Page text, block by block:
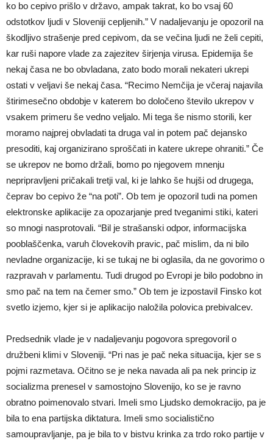
ko bo cepivo prišlo v državo, ampak takrat, ko bo vsaj 60
odstotkov ljudi v Sloveniji cepljenih.” V nadaljevanju je opozoril na
škodljivo strašenje pred cepivom, da se večina ljudi ne želi cepiti,
kar ruši napore vlade za zajezitev širjenja virusa. Epidemija še
nekaj časa ne bo obvladana, zato bodo morali nekateri ukrepi
ostati v veljavi še nekaj časa. “Recimo Nemčija je včeraj najavila
štirimesečno obdobje v katerem bo določeno število ukrepov v
vsakem primeru še vedno veljalo. Mi tega še nismo storili, ker
moramo najprej obvladati ta druga val in potem pač dejansko
presoditi, kaj organizirano sproščati in katere ukrepe ohraniti.” Če
se ukrepov ne bomo držali, bomo po njegovem mnenju
nepripravljeni pričakali tretji val, ki je lahko še hujši od drugega,
čeprav bo cepivo že “na poti”. Ob tem je opozoril tudi na pomen
elektronske aplikacije za opozarjanje pred tveganimi stiki, kateri
so mnogi nasprotovali. “Bil je strašanski odpor, informacijska
pooblaščenka, varuh človekovih pravic, pač mislim, da ni bilo
nevladne organizacije, ki se tukaj ne bi oglasila, da ne govorimo o
razpravah v parlamentu. Tudi drugod po Evropi je bilo podobno in
smo pač na tem na čemer smo.” Ob tem je izpostavil Finsko kot
svetlo izjemo, kjer si je aplikacijo naložila polovica prebivalcev.
Predsednik vlade je v nadaljevanju pogovora spregovoril o
družbeni klimi v Sloveniji. “Pri nas je pač neka situacija, kjer se s
pojmi razmetava. Očitno se je neka navada ali pa nek princip iz
socializma prenesel v samostojno Slovenijo, ko se je ravno
obratno poimenovalo stvari. Imeli smo Ljudsko demokracijo, pa je
bila to ena partijska diktatura. Imeli smo socialistično
samoupravljanje, pa je bila to v bistvu krinka za trdo roko partije v